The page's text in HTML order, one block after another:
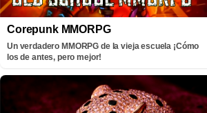
Corepunk MMORPG
Un verdadero MMORPG de la vieja escuela ¡Cómo
los de antes, pero mejor!